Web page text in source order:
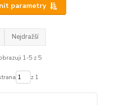
parametry
Nejdražší
1-5 z 5
z 1